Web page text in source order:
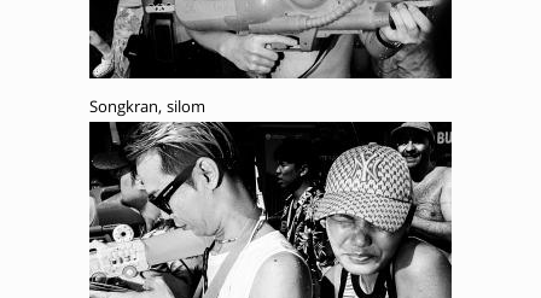
Songkran, silom